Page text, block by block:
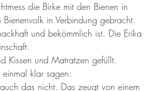
die Birke mit den Bienen in
in Verbindung gebracht.
und bekömmlich ist. Die Erika
Kissen und Matratzen gefüllt.
klar sagen:
das nicht. Das zeugt von einem